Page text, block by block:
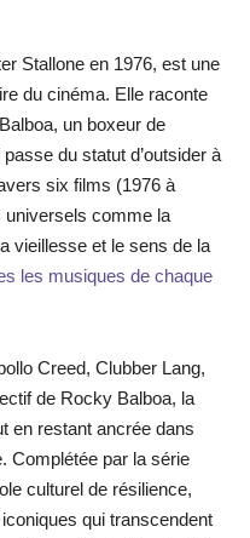
Stallone en 1976, est une
du cinéma. Elle raconte
un boxeur de
du statut d’outsider à
six films (1976 à
universels comme la
vieillesse et le sens de la
les musiques de chaque
Creed, Clubber Lang,
de Rocky Balboa, la
en restant ancrée dans
Complétée par la série
culturel de résilience,
qui transcendent